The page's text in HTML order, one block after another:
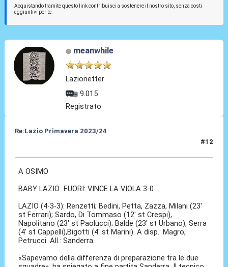
Acquistando tramite questo link contribuisci a sostenere il nostro sito, senza costi
aggiuntivi per te.
meanwhile
Lazionetter
9.015
Registrato
Re:Lazio Primavera 2023/24
#12
A OSIMO
BABY LAZIO FUORI: VINCE LA VIOLA 3-0
LAZIO (4-3-3): Renzetti; Bedini, Petta, Zazza, Milani (23'
st Ferrari); Sardo, Di Tommaso (12' st Crespi),
Napolitano (23' st Paolucci); Balde (23' st Urbano), Serra
(4' st Cappelli),Bigotti (4' st Marini). A disp.: Magro,
Petrucci. All.: Sanderra.
«Sapevamo della differenza di preparazione tra le due